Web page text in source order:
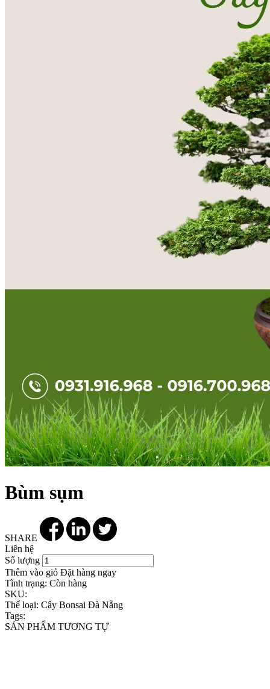
Bùm sụm
SHARE
Liên hệ
Số lượng
Thêm vào giỏ Đặt hàng ngay
Tình trạng: Còn hàng
SKU:
Thể loại: Cây Bonsai Đà Nẵng
Tags:
SẢN PHẨM TƯƠNG TỰ